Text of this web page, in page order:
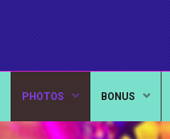
PHOTOS BONUS